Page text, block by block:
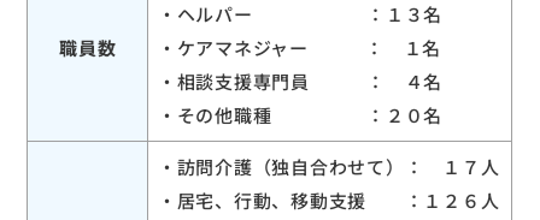
職員数
・ヘルパー ：１３名
・ケアマネジャー ： １名
・相談支援専門員 ： ４名
・その他職種 ：２０名
・訪問介護（独自合わせて）： １７人
・居宅、行動、移動支援 ：１２６人